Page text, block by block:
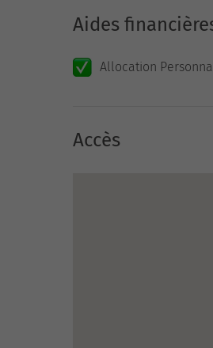
Aides
Allocation
Accès